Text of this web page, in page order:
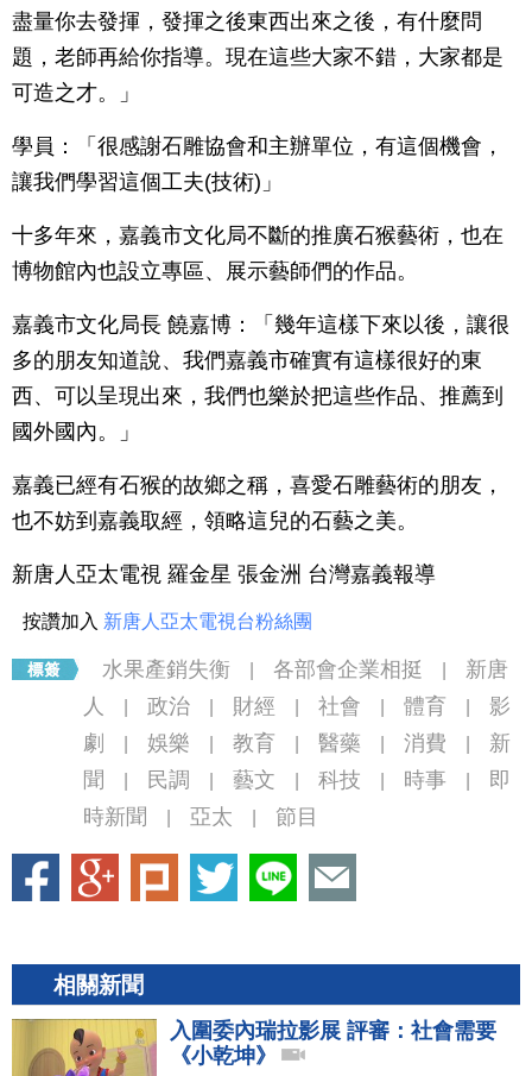
盡量你去發揮，發揮之後東西出來之後，有什麼問
題，老師再給你指導。現在這些大家不錯，大家都是
可造之才。」
學員：「很感謝石雕協會和主辦單位，有這個機會，
讓我們學習這個工夫(技術)」
十多年來，嘉義市文化局不斷的推廣石猴藝術，也在
博物館內也設立專區、展示藝師們的作品。
嘉義市文化局長 饒嘉博：「幾年這樣下來以後，讓很
多的朋友知道說、我們嘉義市確實有這樣很好的東
西、可以呈現出來，我們也樂於把這些作品、推薦到
國外國內。」
嘉義已經有石猴的故鄉之稱，喜愛石雕藝術的朋友，
也不妨到嘉義取經，領略這兒的石藝之美。
新唐人亞太電視 羅金星 張金洲 台灣嘉義報導
按讚加入 新唐人亞太電視台粉絲團
水果產銷失衡 各部會企業相挺
新唐
人
政治 財經 社會 體育
影
劇
娛樂 教育 醫藥 消費
新
聞
民調 藝文 科技 時事
即
時新聞
亞太 節目
相關新聞
入圍委內瑞拉影展 評審：社會需要
《小乾坤》